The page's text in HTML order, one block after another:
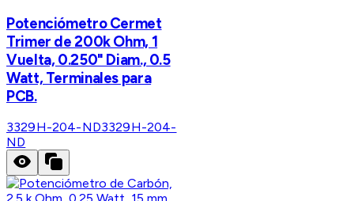
Potenciómetro Cermet
Trimer de 200k Ohm, 1
Vuelta, 0.250" Diam., 0.5
Watt, Terminales para
PCB.
3329H-204-ND3329H-204-
ND